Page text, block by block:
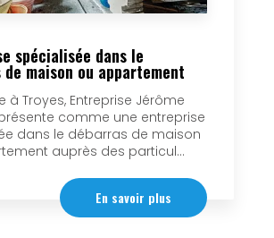
spécialisée dans le
maison ou appartement
à Troyes, Entreprise Jérôme
comme une entreprise
dans le débarras de maison
auprès des particul...
En savoir plus